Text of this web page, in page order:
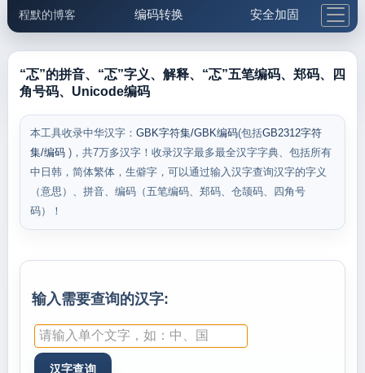
程默的博客 编码转换 安全加固
邮件工具 生活便民 更多工具
“忑”的拼音、“忑”字义、解释、“忑”五笔编码、郑码、四
角号码、Unicode编码
本工具收录中华汉字： GBK字符集/GBK编码(包括GB2312字符
集/编码 )，共7万多汉字！收录汉字最多最全汉字字典、包括所有
中日韩，简体繁体，生僻字，可以通过输入汉字查询汉字的字义
（意思）、拼音、编码（五笔编码、郑码、仓颉码、四角号
码）！
输入需要查询的汉字: